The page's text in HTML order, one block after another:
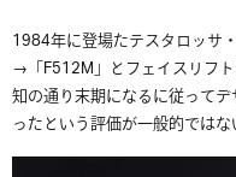
1984年に登場たテスタロッサ
→「F512M」とフェイスリフ
知の通り末期になるに従って
ったという評価が一般的ではな